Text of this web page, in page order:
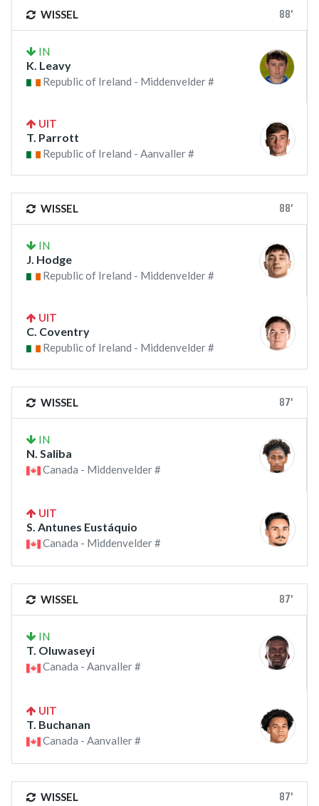
WISSEL 88'
IN
K. Leavy
Republic of Ireland - Middenvelder #
UIT
T. Parrott
Republic of Ireland - Aanvaller #
WISSEL 88'
IN
J. Hodge
Republic of Ireland - Middenvelder #
UIT
C. Coventry
Republic of Ireland - Middenvelder #
WISSEL 87'
IN
N. Saliba
Canada - Middenvelder #
UIT
S. Antunes Eustáquio
Canada - Middenvelder #
WISSEL 87'
IN
T. Oluwaseyi
Canada - Aanvaller #
UIT
T. Buchanan
Canada - Aanvaller #
WISSEL 87'